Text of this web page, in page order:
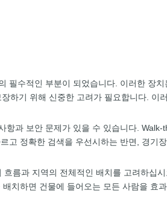
수적인 부분이 되었습니다. 이러한 장
하기 위해 신중한 고려가 필요합니다. 이
과 보안 문제가 있을 수 있습니다.
정확한 검색을 우선시하는 반면, 경기
름과 지역의 전체적인 배치를 고려하십
치하면 건물에 들어오는 모든 사람을 효